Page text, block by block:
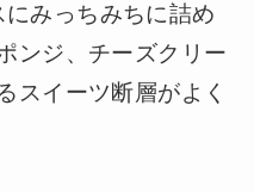
みっちみちに詰め
ンジ、チーズクリー
スイーツ断層がよく